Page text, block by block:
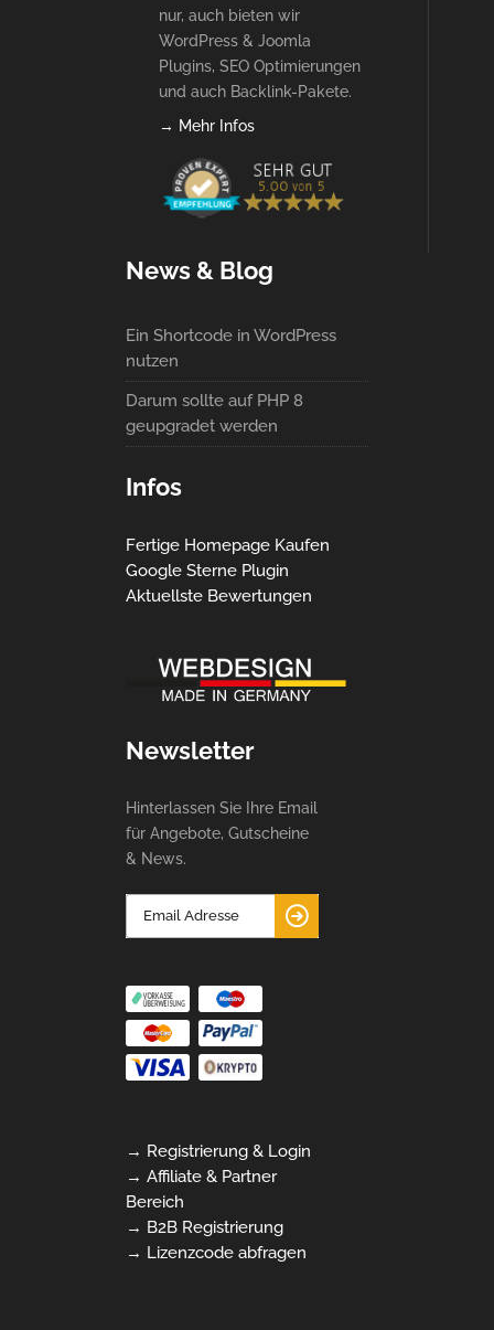
nur, auch bieten wir
WordPress & Joomla
Plugins, SEO Optimierungen
und auch Backlink-Pakete.
→ Mehr Infos
News & Blog
Ein Shortcode in WordPress
nutzen
Darum sollte auf PHP 8
geupgradet werden
Infos
Fertige Homepage Kaufen
Google Sterne Plugin
Aktuellste Bewertungen
Newsletter
Hinterlassen Sie Ihre Email
für Angebote, Gutscheine
& News.
→ Registrierung & Login
→ Affiliate & Partner
Bereich
→ B2B Registrierung
→ Lizenzcode abfragen